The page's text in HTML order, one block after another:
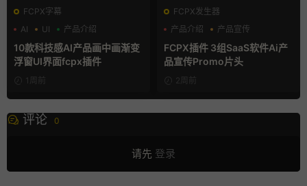
FCPX字幕
AI
UI 产品介绍
10款科技感AI产品画中画渐变
浮窗UI界面fcpx插件
1周前
FCPX发生器
产品介绍
产品宣传
产品展示
FCPX插件 3组SaaS软件Ai产
品宣传Promo片头
2周前
评论 0
请先 登录